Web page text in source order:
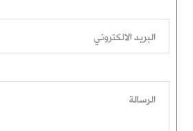
البريد الالكتروني
الرسالة